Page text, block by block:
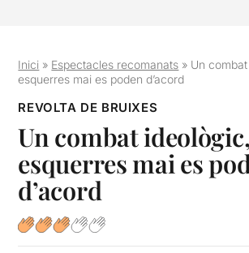
Inici » Espectacles recomanats » Un
esquerres mai es poden d’acord
REVOLTA DE BRUIXES
Un combat
esquerres mai es
d’acord